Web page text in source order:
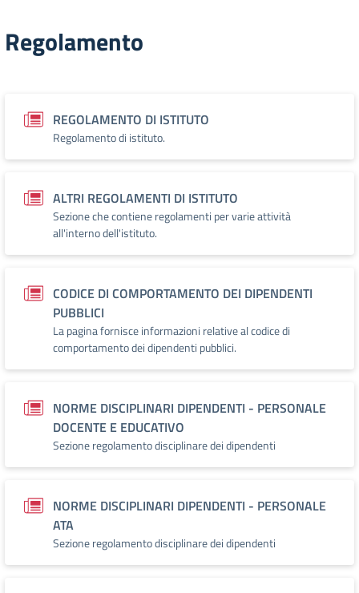
Regolamento
REGOLAMENTO DI ISTITUTO
Regolamento di istituto.
ALTRI REGOLAMENTI DI ISTITUTO
Sezione che contiene regolamenti per varie attività
all'interno dell'istituto.
CODICE DI COMPORTAMENTO DEI DIPENDENTI
PUBBLICI
La pagina fornisce informazioni relative al codice di
comportamento dei dipendenti pubblici.
NORME DISCIPLINARI DIPENDENTI - PERSONALE
DOCENTE E EDUCATIVO
Sezione regolamento disciplinare dei dipendenti
NORME DISCIPLINARI DIPENDENTI - PERSONALE
ATA
Sezione regolamento disciplinare dei dipendenti